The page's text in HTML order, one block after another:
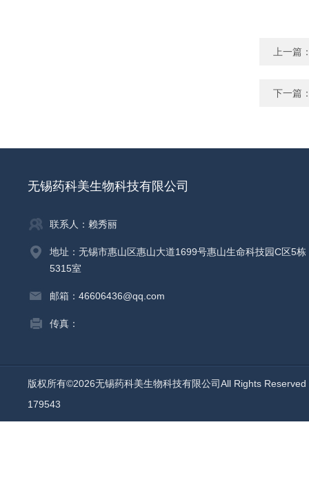
上一篇
下一篇
无锡药科美生物科技有限公司
联系人：赖秀丽
地址：无锡市惠山区惠山大道1699号惠山生命科技园C区5栋
5315室
邮箱：46606436@qq.com
传真：
版权所有©2026无锡药科美生物科技有限公司All Rights
179543